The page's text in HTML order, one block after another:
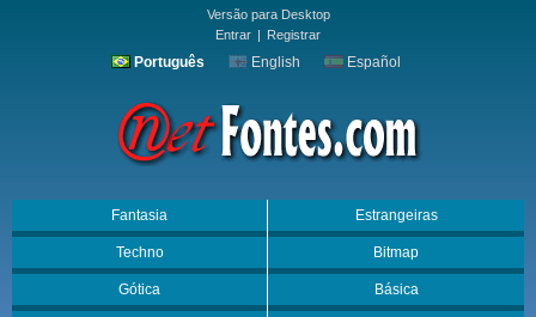
Versão para Desktop
Entrar | Registrar
Português English Español
Fantasia Estrangeiras
Techno Bitmap
Gótica Básica